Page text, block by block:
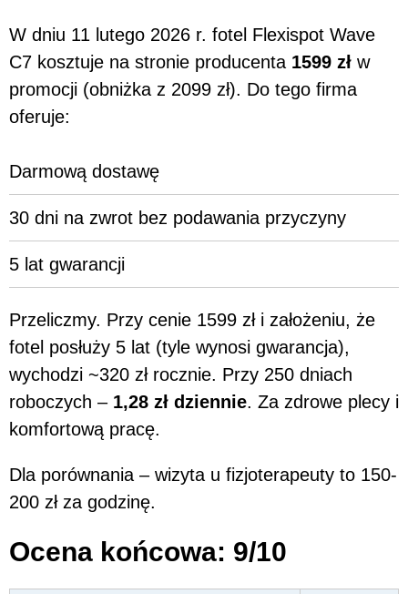
W dniu 11 lutego 2026 r. fotel Flexispot Wave
C7 kosztuje na stronie producenta 1599 zł w
promocji (obniżka z 2099 zł). Do tego firma
oferuje:
Darmową dostawę
30 dni na zwrot bez podawania przyczyny
5 lat gwarancji
Przeliczmy. Przy cenie 1599 zł i założeniu, że
fotel posłuży 5 lat (tyle wynosi gwarancja),
wychodzi ~320 zł rocznie. Przy 250 dniach
roboczych – 1,28 zł dziennie. Za zdrowe plecy i
komfortową pracę.
Dla porównania – wizyta u fizjoterapeuty to 150-
200 zł za godzinę.
Ocena końcowa: 9/10